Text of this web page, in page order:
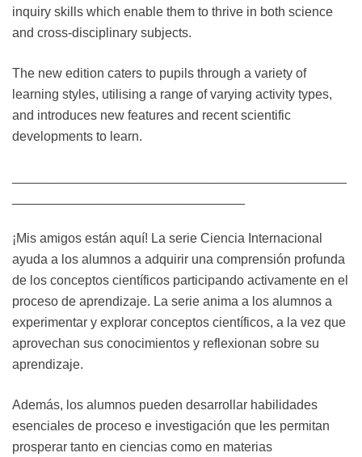
inquiry skills which enable them to thrive in both science
and cross-disciplinary subjects.
The new edition caters to pupils through a variety of
learning styles, utilising a range of varying activity types,
and introduces new features and recent scientific
developments to learn.
¡Mis amigos están aquí! La serie Ciencia Internacional
ayuda a los alumnos a adquirir una comprensión profunda
de los conceptos científicos participando activamente en el
proceso de aprendizaje. La serie anima a los alumnos a
experimentar y explorar conceptos científicos, a la vez que
aprovechan sus conocimientos y reflexionan sobre su
aprendizaje.
Además, los alumnos pueden desarrollar habilidades
esenciales de proceso e investigación que les permitan
prosperar tanto en ciencias como en materias